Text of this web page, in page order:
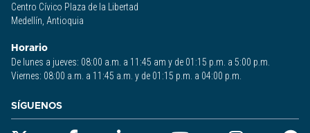
Centro Cívico Plaza de la Libertad
Medellín, Antioquia
Horario
De lunes a jueves: 08:00 a.m. a 11:45 am y de 01:15 p.m. a 5:00 p.m.
Viernes: 08:00 a.m. a 11:45 a.m. y de 01:15 p.m. a 04:00 p.m.
SÍGUENOS